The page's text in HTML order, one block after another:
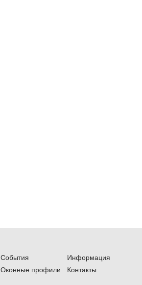
События
Оконные профили
Информация
Контакты